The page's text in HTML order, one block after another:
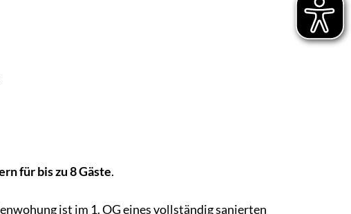
für bis zu 8 Gäste.
ist im 1. OG eines vollständig sanierten